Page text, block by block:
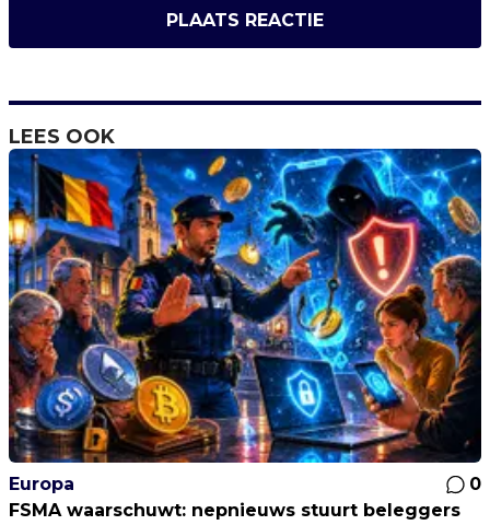
PLAATS REACTIE
LEES OOK
Europa
0
FSMA waarschuwt: nepnieuws stuurt beleggers